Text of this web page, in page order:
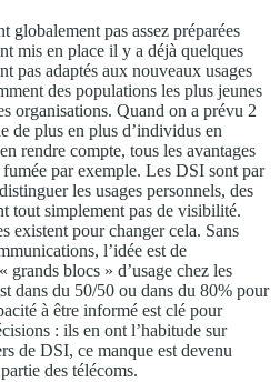
globalement pas assez préparées
mis en place il y a déjà quelques
pas adaptés aux nouveaux usages
des populations les plus jeunes
organisations. Quand on a prévu 2
de plus en plus d’individus en
rendre compte, tous les avantages
par exemple. Les DSI sont par
les usages personnels, des
tout simplement pas de visibilité.
existent pour changer cela. Sans
l’idée est de
grands blocs » d’usage chez les
dans du 50/50 ou dans du 80% pour
à être informé est clé pour
: ils en ont l’habitude sur
de DSI, ce manque est devenu
des télécoms.